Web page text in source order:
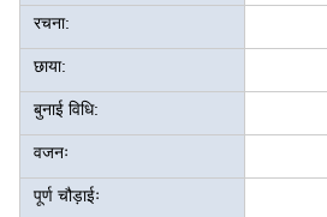
रचना:
छाया:
बुनाई विधि:
वजनः
पूर्ण चौड़ाईः